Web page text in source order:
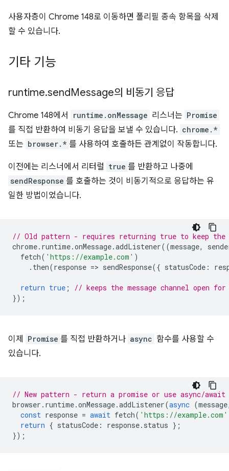
사용자층이 Chrome 148로 이동하면 폴리필 종속 항목을 삭제
할 수 있습니다.
기타 기능
runtime.sendMessage의 비동기 응답
Chrome 148에서 runtime.onMessage 리스너는 Promise
를 직접 반환하여 비동기 응답을 보낼 수 있습니다. chrome.*
또는 browser.* 를 사용하여 호출하든 관계없이 작동합니다.
이전에는 리스너에서 리터럴 true 를 반환하고 나중에
sendResponse 를 호출하는 것이 비동기적으로 응답하는 유
일한 방법이었습니다.
// Old pattern - requires returning true to keep the
chrome. runtime.onMessage.addListener((message,
fetch( 'https://example.com' )
. then(response => sendResponse({ statusCode :
return true ;
// keeps the message channel open for
});
이제 Promise 를 직접 반환하거나 async 함수를 사용할 수
있습니다.
// New pattern - return a promise or use async/await
browser . runtime.onMessage.addListener(async (message
const response = await fetch( 'https://example.com'
return { statusCode : response. status };
});